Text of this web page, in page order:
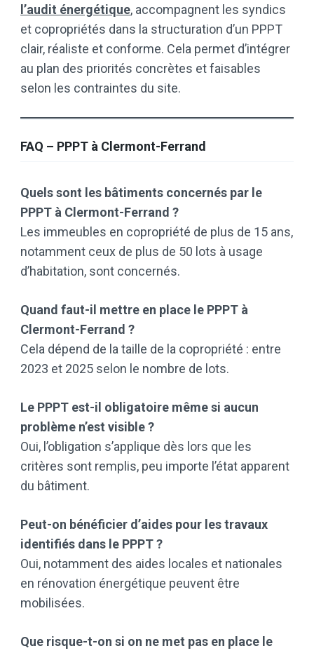
l’audit énergétique, accompagnent les syndics
et copropriétés dans la structuration d’un PPPT
clair, réaliste et conforme. Cela permet d’intégrer
au plan des priorités concrètes et faisables
selon les contraintes du site.
FAQ – PPPT à Clermont-Ferrand
Quels sont les bâtiments concernés par le
PPPT à Clermont-Ferrand ?
Les immeubles en copropriété de plus de 15 ans,
notamment ceux de plus de 50 lots à usage
d’habitation, sont concernés.
Quand faut-il mettre en place le PPPT à
Clermont-Ferrand ?
Cela dépend de la taille de la copropriété : entre
2023 et 2025 selon le nombre de lots.
Le PPPT est-il obligatoire même si aucun
problème n’est visible ?
Oui, l’obligation s’applique dès lors que les
critères sont remplis, peu importe l’état apparent
du bâtiment.
Peut-on bénéficier d’aides pour les travaux
identifiés dans le PPPT ?
Oui, notamment des aides locales et nationales
en rénovation énergétique peuvent être
mobilisées.
Que risque-t-on si on ne met pas en place le